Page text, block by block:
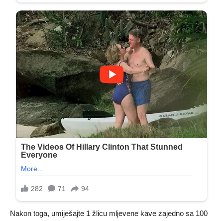
Nakon toga, umiješajte 1 žlicu mljevene kave zajedno sa 100